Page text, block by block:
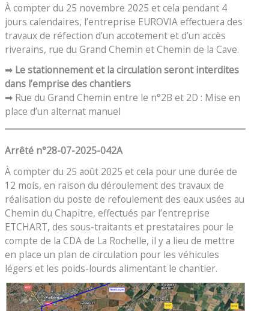
À compter du 25 novembre 2025 et cela pendant 4
jours calendaires, l’entreprise EUROVIA effectuera des
travaux de réfection d’un accotement et d’un accès
riverains, rue du Grand Chemin et Chemin de la Cave.
➡ Le stationnement et la circulation seront interdites
dans l’emprise des chantiers
➡ Rue du Grand Chemin entre le n°2B et 2D : Mise en
place d’un alternat manuel
Arrêté n°28-07-2025-042A
À compter du 25 août 2025 et cela pour une durée de
12 mois, en raison du déroulement des travaux de
réalisation du poste de refoulement des eaux usées au
Chemin du Chapitre, effectués par l’entreprise
ETCHART, des sous-traitants et prestataires pour le
compte de la CDA de La Rochelle, il y a lieu de mettre
en place un plan de circulation pour les véhicules
légers et les poids-lourds alimentant le chantier.